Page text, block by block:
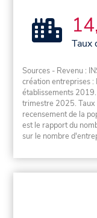
Taux
Sources - Revenu :
création entreprises :
établissements
trimestre 2025. Taux
recensement de la
est le rapport du
sur le nombre